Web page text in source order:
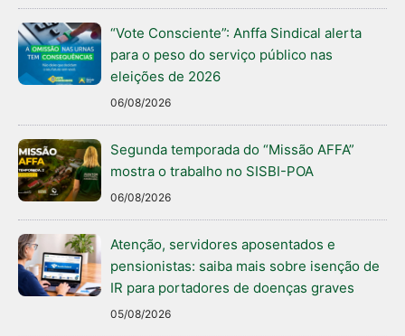
“Vote Consciente”: Anffa Sindical alerta
para o peso do serviço público nas
eleições de 2026
06/08/2026
Segunda temporada do “Missão AFFA”
mostra o trabalho no SISBI-POA
06/08/2026
Atenção, servidores aposentados e
pensionistas: saiba mais sobre isenção de
IR para portadores de doenças graves
05/08/2026